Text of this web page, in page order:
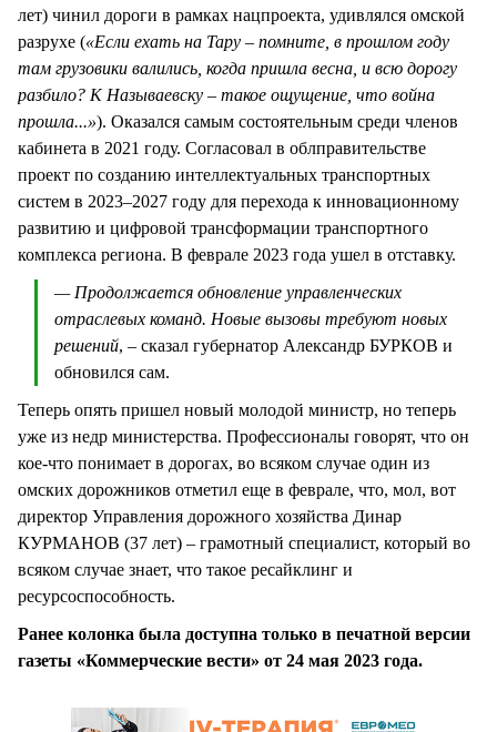
лет) чинил дороги в рамках нацпроекта, удивлялся омской
разрухе («Если ехать на Тару – помните, в прошлом году
там грузовики валились, когда пришла весна, и всю дорогу
разбило? К Называевску – такое ощущение, что война
прошла...»). Оказался самым состоятельным среди членов
кабинета в 2021 году. Согласовал в облправительстве
проект по созданию интеллектуальных транспортных
систем в 2023–2027 году для перехода к инновационному
развитию и цифровой трансформации транспортного
комплекса региона. В феврале 2023 года ушел в отставку.
— Продолжается обновление управленческих
отраслевых команд. Новые вызовы требуют новых
решений, – сказал губернатор Александр БУРКОВ и
обновился сам.
Теперь опять пришел новый молодой министр, но теперь
уже из недр министерства. Профессионалы говорят, что он
кое-что понимает в дорогах, во всяком случае один из
омских дорожников отметил еще в феврале, что, мол, вот
директор Управления дорожного хозяйства Динар
КУРМАНОВ (37 лет) – грамотный специалист, который во
всяком случае знает, что такое ресайклинг и
ресурсоспособность.
Ранее колонка была доступна только в печатной версии
газеты «Коммерческие вести» от 24 мая 2023 года.